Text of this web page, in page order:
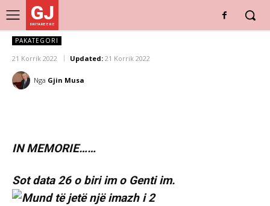
GJ
DRITARE E RE
PAKATEGORI
21 Korrik 2022 Updated: 21 Korrik 2022
Nga Gjin Musa
IN MEMORIE……
Sot data 26 o biri im o Genti im.